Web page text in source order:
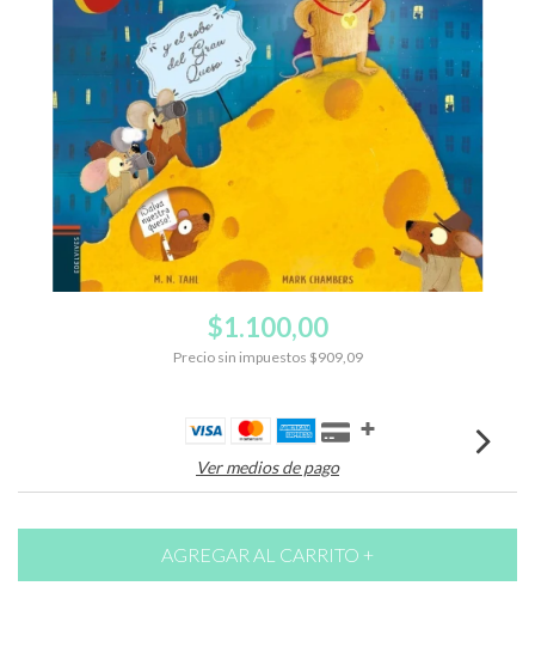
$1.100,00
Precio sin impuestos $909,09
Ver medios de pago